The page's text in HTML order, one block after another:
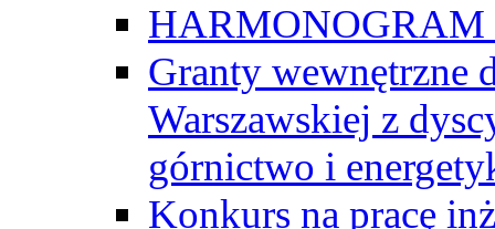
Granty wewnętrzne
Warszawskiej z
górnictwo i
Konkurs na pracę